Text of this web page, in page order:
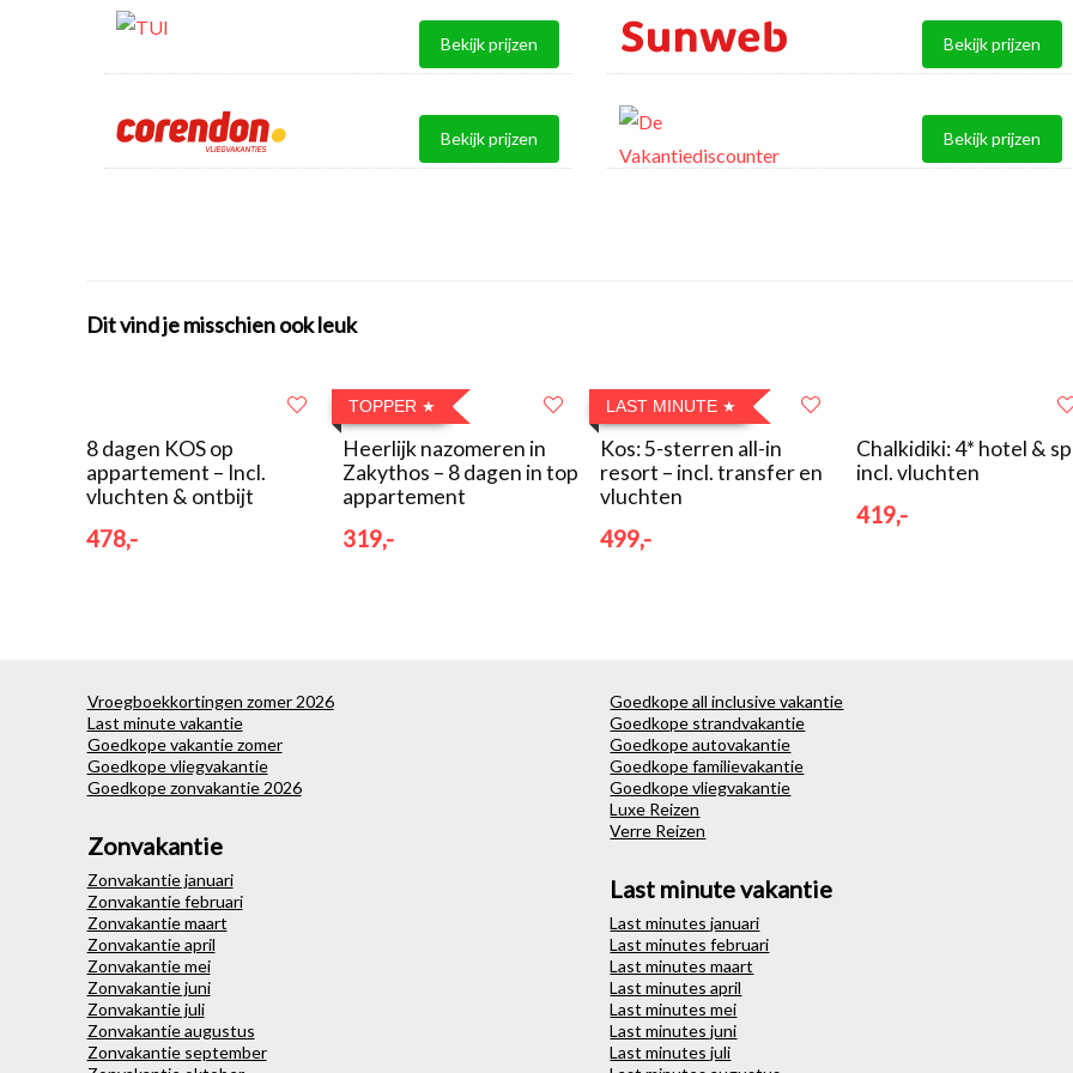
Bekijk prijzen Bekijk prijzen
Bekijk prijzen Bekijk prijzen
Dit vind je misschien ook leuk
8 dagen KOS op
appartement – Incl.
vluchten & ontbijt
478,-
TOPPER
Heerlijk nazomeren in
Zakythos – 8 dagen in top
appartement
319,-
LAST MINUTE
Kos: 5-sterren all-in
resort – incl. transfer en
vluchten
499,-
Chalkidiki: 4* hotel &
incl. vluchten
419,-
Vroegboekkortingen zomer 2026
Last minute vakantie
Goedkope vakantie zomer
Goedkope vliegvakantie
Goedkope zonvakantie 2026
Zonvakantie
Zonvakantie januari
Zonvakantie februari
Zonvakantie maart
Zonvakantie april
Zonvakantie mei
Zonvakantie juni
Zonvakantie juli
Zonvakantie augustus
Zonvakantie september
Goedkope all inclusive vakantie
Goedkope strandvakantie
Goedkope autovakantie
Goedkope familievakantie
Goedkope vliegvakantie
Luxe Reizen
Verre Reizen
Last minute vakantie
Last minutes januari
Last minutes februari
Last minutes maart
Last minutes april
Last minutes mei
Last minutes juni
Last minutes juli